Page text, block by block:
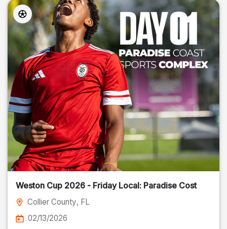
Weston Cup 2026 - Friday Local: Paradise Cost
Collier County, FL
02/13/2026